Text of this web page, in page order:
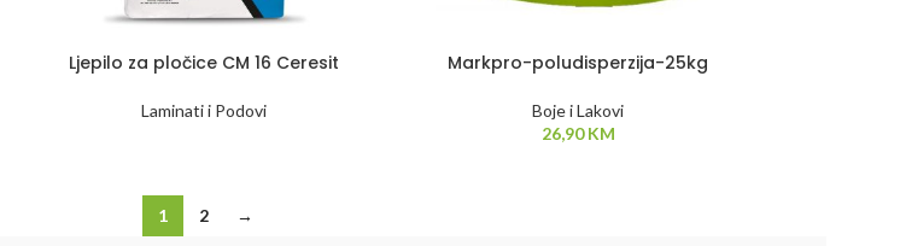
Ljepilo za pločice CM 16 Ceresit
Laminati i Podovi
Markpro-poludisperzija-25kg
Boje i Lakovi
26,90KM
1 2 →